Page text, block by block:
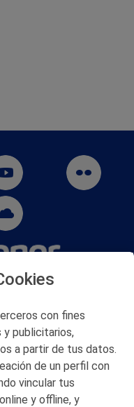
con fines
y publicitarios,
a partir de tus datos.
de un perfil con
vincular tus
y offline, y